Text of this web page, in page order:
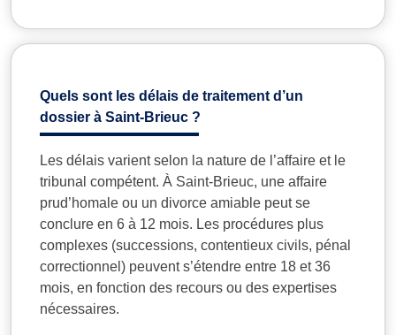
Quels sont les délais de traitement d’un
dossier à Saint-Brieuc ?
Les délais varient selon la nature de l’affaire et le
tribunal compétent. À Saint-Brieuc, une affaire
prud’homale ou un divorce amiable peut se
conclure en 6 à 12 mois. Les procédures plus
complexes (successions, contentieux civils, pénal
correctionnel) peuvent s’étendre entre 18 et 36
mois, en fonction des recours ou des expertises
nécessaires.